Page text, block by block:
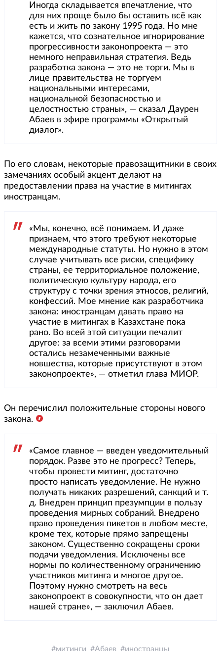
Иногда складывается впечатление, что
для них проще было бы оставить всё как
есть и жить по закону 1995 года. Но мне
кажется, что сознательное игнорирование
прогрессивности законопроекта — это
немного неправильная стратегия. Ведь
разработка закона — это не торги. Мы в
лице правительства не торгуем
национальными интересами,
национальной безопасностью и
целостностью страны», — сказал Даурен
Абаев в эфире программы «Открытый
диалог».
По его словам, некоторые правозащитники в своих
замечаниях особый акцент делают на
предоставлении права на участие в митингах
иностранцам.
«Мы, конечно, всё понимаем. И даже
признаем, что этого требуют некоторые
международные статуты. Но нужно в этом
случае учитывать все риски, специфику
страны, ее территориальное положение,
политическую культуру народа, его
структуру с точки зрения этносов, религий,
конфессий. Мое мнение как разработчика
закона: иностранцам давать право на
участие в митингах в Казахстане пока
рано. Во всей этой ситуации печалит
другое: за всеми этими разговорами
остались незамеченными важные
новшества, которые присутствуют в этом
законопроекте», — отметил глава МИОР.
Он перечислил положительные стороны нового
закона.
«Самое главное — введен уведомительный
порядок. Разве это не прогресс? Теперь,
чтобы провести митинг, достаточно
просто написать уведомление. Не нужно
получать никаких разрешений, санкций и т.
д. Внедрен принцип презумпции в пользу
проведения мирных собраний. Внедрено
право проведения пикетов в любом месте,
кроме тех, которые прямо запрещены
законом. Существенно сокращены сроки
подачи уведомления. Исключены все
нормы по количественному ограничению
участников митинга и многое другое.
Поэтому нужно смотреть на весь
законопроект в совокупности, что он дает
нашей стране», — заключил Абаев.
митинги Абаев иностранцы